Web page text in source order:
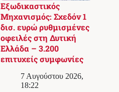
Εξωδικαστικός
Μηχανισμός: Σχεδόν 1
δισ. ευρώ ρυθμισμένες
οφειλές στη Δυτική
Ελλάδα – 3.200
επιτυχείς συμφωνίες
7 Αυγούστου 2026,
18:22